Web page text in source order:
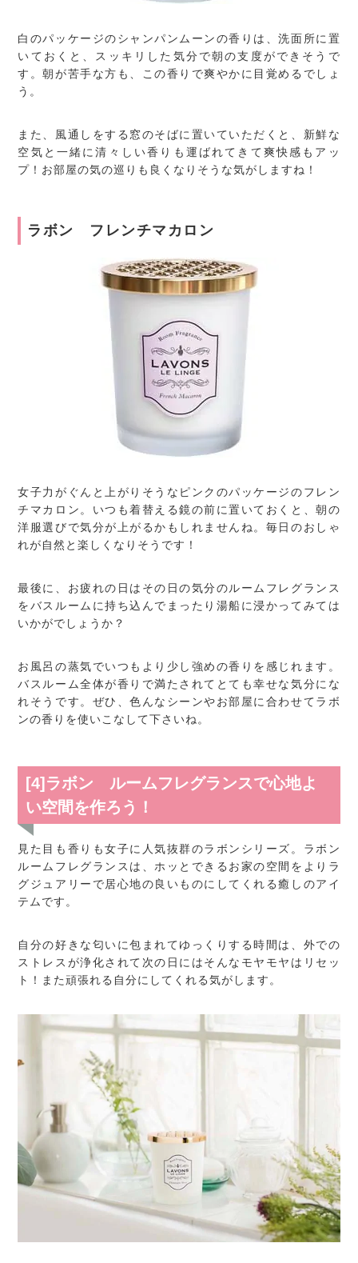
白のパッケージのシャンパンムーンの香りは、洗面所に置
いておくと、スッキリした気分で朝の支度ができそうで
す。朝が苦手な方も、この香りで爽やかに目覚めるでしょ
う。
また、風通しをする窓のそばに置いていただくと、新鮮な
空気と一緒に清々しい香りも運ばれてきて爽快感もアッ
プ！お部屋の気の巡りも良くなりそうな気がしますね！
ラボン フレンチマカロン
女子力がぐんと上がりそうなピンクのパッケージのフレン
チマカロン。いつも着替える鏡の前に置いておくと、朝の
洋服選びで気分が上がるかもしれませんね。毎日のおしゃ
れが自然と楽しくなりそうです！
最後に、お疲れの日はその日の気分のルームフレグランス
をバスルームに持ち込んでまったり湯船に浸かってみては
いかがでしょうか？
お風呂の蒸気でいつもより少し強めの香りを感じれます。
バスルーム全体が香りで満たされてとても幸せな気分にな
れそうです。ぜひ、色んなシーンやお部屋に合わせてラボ
ンの香りを使いこなして下さいね。
[4]ラボン ルームフレグランスで心地よ
い空間を作ろう！
見た目も香りも女子に人気抜群のラボンシリーズ。ラボン
ルームフレグランスは、ホッとできるお家の空間をよりラ
グジュアリーで居心地の良いものにしてくれる癒しのアイ
テムです。
自分の好きな匂いに包まれてゆっくりする時間は、外での
ストレスが浄化されて次の日にはそんなモヤモヤはリセッ
ト！また頑張れる自分にしてくれる気がします。